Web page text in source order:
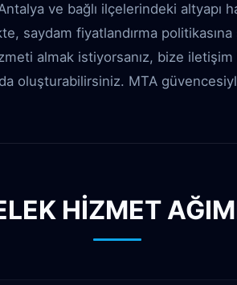
ve bağlı ilçelerindeki altyapı
saydam fiyatlandırma
almak istiyorsanız, bize iletişim
oluşturabilirsiniz. MTA
HİZMET